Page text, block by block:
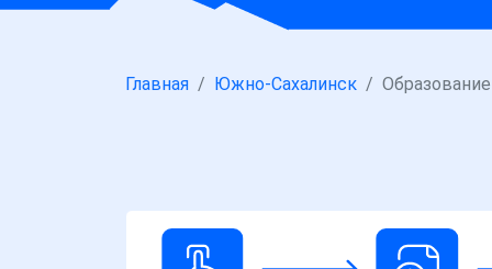
Главная Южно-Сахалинск